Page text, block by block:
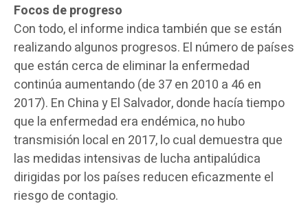
Focos de progreso
Con todo, el informe indica también que se están
realizando algunos progresos. El número de países
que están cerca de eliminar la enfermedad
continúa aumentando (de 37 en 2010 a 46 en
2017). En China y El Salvador, donde hacía tiempo
que la enfermedad era endémica, no hubo
transmisión local en 2017, lo cual demuestra que
las medidas intensivas de lucha antipalúdica
dirigidas por los países reducen eficazmente el
riesgo de contagio.